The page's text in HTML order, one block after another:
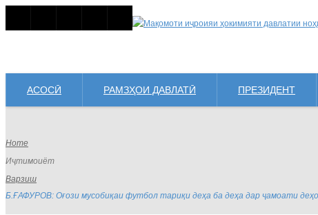
АСОСӢ РАМЗҲОИ ДАВЛАТӢ ПРЕЗИДЕНТ
Home
Иҷтимоиёт
Варзиш
Б.ҒАФУРОВ: Оғози мусобиқаи футбол тариқи деҳа ба деҳа дар ҷамоати